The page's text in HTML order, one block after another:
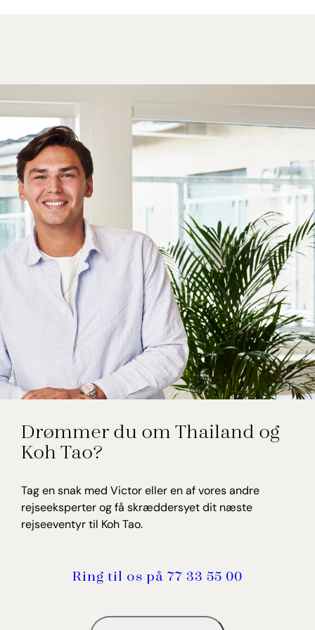
enestående natur gør Sai Daeng Resort til et
oplagt valg for dig, der søger ro, nærvær og
autentiske ø-oplevelser.
Victor Juhl
Rejseekspert, Thailand
Drømmer du om Thailand og
Koh Tao?
Tag en snak med Victor eller en af vores andre
rejseeksperter og få skræddersyet dit næste
rejseeventyr til Koh Tao.
Ring til os på 77 33 55 00